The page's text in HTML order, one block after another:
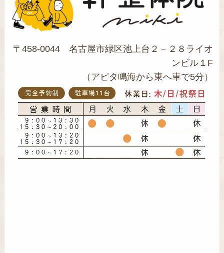
〒458-0044 名古屋市緑区池上台２－２８ライオ
ンビル１F
（アピタ鳴海から東へ車で5分）